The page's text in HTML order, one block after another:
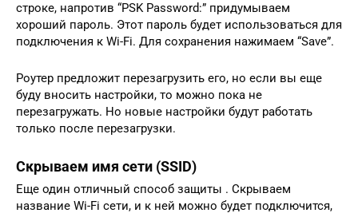
строке, напротив “PSK Password:” придумываем
хороший пароль. Этот пароль будет использоваться для
подключения к Wi-Fi. Для сохранения нажимаем “Save”.
Роутер предложит перезагрузить его, но если вы еще
буду вносить настройки, то можно пока не
перезагружать. Но новые настройки будут работать
только после перезагрузки.
Скрываем имя сети (SSID)
Еще один отличный способ защиты . Скрываем
название Wi-Fi сети, и к ней можно будет подключится,